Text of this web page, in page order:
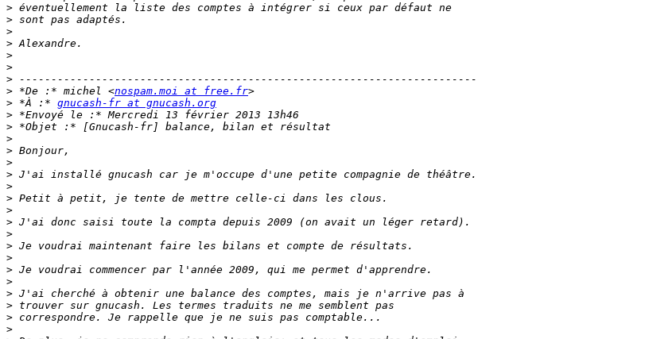
>
>
>
>
>
>
>
> *De :* michel <nospam.moi at free.fr
> *À :* gnucash-fr at gnucash.org
>
>
>
>
>
>
>
>
>
>
>
>
>
>
>
>
>
>
>